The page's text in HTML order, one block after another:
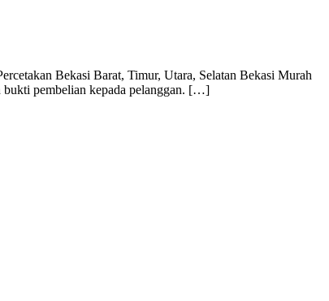
Bekasi Barat, Timur, Utara, Selatan Bekasi Murah
bukti pembelian kepada pelanggan. […]